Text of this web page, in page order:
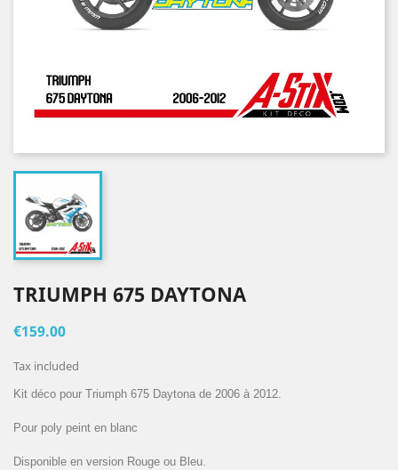
TRIUMPH 675 DAYTONA
€159.00
Tax included
Kit déco pour Triumph 675 Daytona de 2006 à 2012.
Pour poly peint en blanc
Disponible en version Rouge ou Bleu.